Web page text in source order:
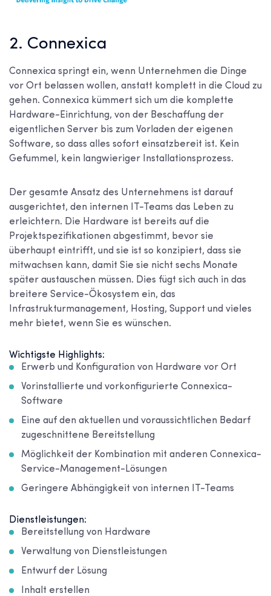
2. Connexica
Connexica springt ein, wenn Unternehmen die Dinge
vor Ort belassen wollen, anstatt komplett in die Cloud zu
gehen. Connexica kümmert sich um die komplette
Hardware-Einrichtung, von der Beschaffung der
eigentlichen Server bis zum Vorladen der eigenen
Software, so dass alles sofort einsatzbereit ist. Kein
Gefummel, kein langwieriger Installationsprozess.
Der gesamte Ansatz des Unternehmens ist darauf
ausgerichtet, den internen IT-Teams das Leben zu
erleichtern. Die Hardware ist bereits auf die
Projektspezifikationen abgestimmt, bevor sie
überhaupt eintrifft, und sie ist so konzipiert, dass sie
mitwachsen kann, damit Sie sie nicht sechs Monate
später austauschen müssen. Dies fügt sich auch in das
breitere Service-Ökosystem ein, das
Infrastrukturmanagement, Hosting, Support und vieles
mehr bietet, wenn Sie es wünschen.
Wichtigste Highlights:
Erwerb und Konfiguration von Hardware vor Ort
Vorinstallierte und vorkonfigurierte Connexica-
Software
Eine auf den aktuellen und voraussichtlichen Bedarf
zugeschnittene Bereitstellung
Möglichkeit der Kombination mit anderen Connexica-
Service-Management-Lösungen
Geringere Abhängigkeit von internen IT-Teams
Dienstleistungen:
Bereitstellung von Hardware
Verwaltung von Dienstleistungen
Entwurf der Lösung
Inhalt erstellen